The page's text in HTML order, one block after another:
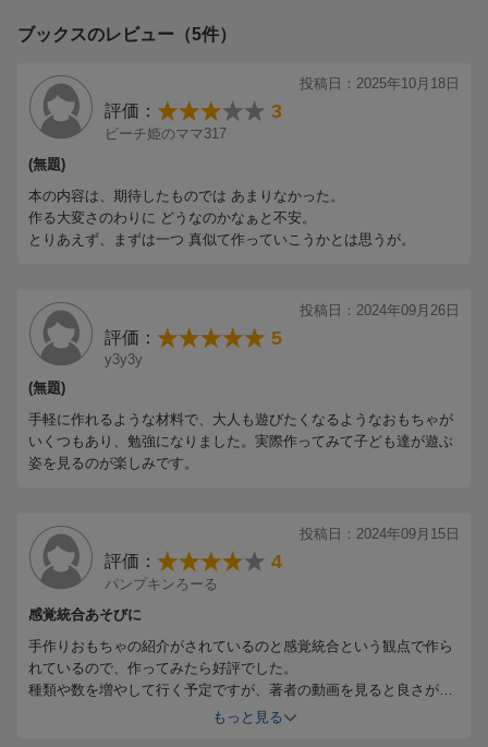
好ましくない行動は、夢中になってあそんでいる場面では起きま
より、「楽しくあそぶ子ども」を想像してもらいます。好ましく
ない行動をとる”困った子”という否定的な視点から、”夢中になっ
てあそぶ子“ という肯定的なイメージに切り替わると、見方が変わ
感的に「心地よい」「おもしろそう」と感じ、夢中になれるおも
ちゃが必要です。
本書では、現場の保育者が実際に作り、子どもたちが楽しくあそ
んだおもちゃを紹介しています。それであそんだ子どもたちは、
光る、回る、伸び縮みする！ 感覚を刺激する手作りおもち
ゃのアイデアがいっぱい！
子どもの喜ぶ顔を思い浮かべながらおもちゃを作る作業は、こと
のほか楽しいものです。子どもも大人も幸せになれるおもちゃ
を、ぜひ作ってみてください。
きらきら光る、くるくる回る、ひっぱると伸び縮みする…。発達
作れます！
手早く作れて作業が負担にならないおもちゃのアイデアを紹介！
現役保育者が園での子どもの姿から考案し、
特に夢中になった作品を選びました。
ブックスのレビュー（5件）
投稿日：2025年10月18日
評価： 3
ピーチ姫のママ317
(無題)
本の内容は、期待したものでは あまりなかった。
作る大変さのわりに どうなのかなぁと不安。
とりあえず、まずは一つ 真似て作っていこうかとは思うが。
投稿日：2024年09月26日
評価： 5
y3y3y
(無題)
手軽に作れるような材料で、大人も遊びたくなるようなおもちゃが
いくつもあり、勉強になりました。実際作ってみて子ども達が遊ぶ
姿を見るのが楽しみです。
投稿日：2024年09月15日
評価： 4
パンプキンろーる
感覚統合あそびに
手作りおもちゃの紹介がされているのと感覚統合という観点で作ら
れているので、作ってみたら好評でした。
種類や数を増やして行く予定ですが、著者の動画を見ると良さがよ
もっと見る